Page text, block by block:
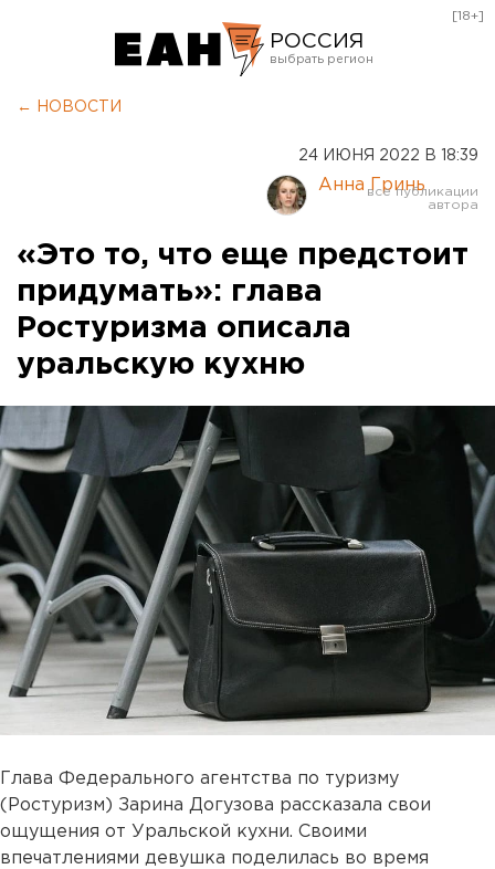
РОССИЯ
Курган
Оренбург
[18+]
← НОВОСТИ
24 ИЮНЯ 2022 В 18:39
Анна Гринь
«Это то, что еще предстоит
придумать»: глава
Ростуризма описала
уральскую кухню
Глава Федерального агентства по туризму
(Ростуризм) Зарина Догузова рассказала свои
ощущения от Уральской кухни. Своими
впечатлениями девушка поделилась во время